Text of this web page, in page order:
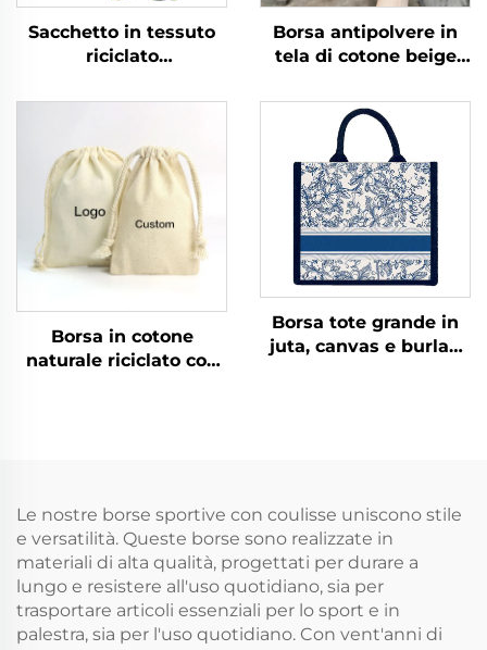
Sacchetto in tessuto
riciclato
qualità in mussola con
tela di cotone con logo
personalizzato
Borsa antipolvere in
tela di cotone beige
piccoli regali e stampa
personalizzata del
logo, chiusura con
coulisse per uso
quotidiano, viaggi e
all'aperto
Borsa in cotone
naturale riciclato con
cordino, tela bianca
semplice in mussola
per riporre
Borsa tote grande in
juta, canvas e burlap
quotidiano
Le nostre borse sportive con coulisse uniscono stile
e versatilità. Queste borse sono realizzate in
materiali di alta qualità, progettati per durare a
lungo e resistere all'uso quotidiano, sia per
trasportare articoli essenziali per lo sport e in
palestra, sia per l'uso quotidiano. Con vent'anni di